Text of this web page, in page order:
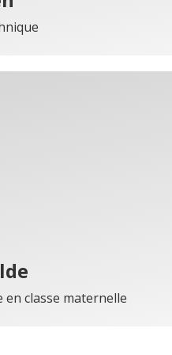
en classe maternelle